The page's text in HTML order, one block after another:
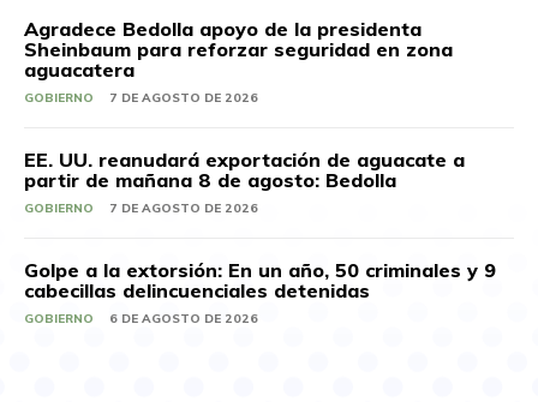
Agradece Bedolla apoyo de la presidenta
Sheinbaum para reforzar seguridad en zona
aguacatera
GOBIERNO 7 DE AGOSTO DE 2026
EE. UU. reanudará exportación de aguacate a
partir de mañana 8 de agosto: Bedolla
GOBIERNO 7 DE AGOSTO DE 2026
Golpe a la extorsión: En un año, 50 criminales y 9
cabecillas delincuenciales detenidas
GOBIERNO 6 DE AGOSTO DE 2026